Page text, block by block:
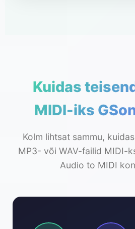
Kuidas
MIDI-iks
Kolm lihtsat sammu,
MP3- või WAV-failid MIDI-
Audio to MIDI